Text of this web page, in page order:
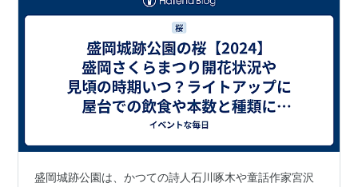
盛岡城跡公園は、かつての詩人石川啄木や童話作家宮沢